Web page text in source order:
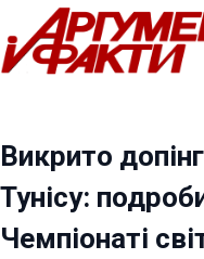
Перейти
до
вмісту
Викрито
Тунісу:
Чемпіонаті